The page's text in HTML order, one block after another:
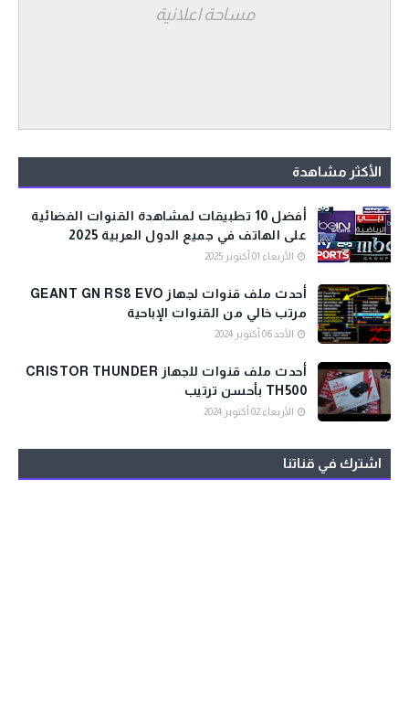
مساحة اعلانية
الأكثر مشاهدة
أفضل 10 تطبيقات لمشاهدة القنوات الفضائية
على الهاتف في جميع الدول العربية 2025
الأربعاء 01 أكتوبر 2025
أحدث ملف قنوات لجهاز GEANT GN RS8 EVO
مرتب خالي من القنوات الإباحية
الأحد 06 أكتوبر 2024
أحدث ملف قنوات للجهاز CRISTOR THUNDER
TH500 بأحسن ترتيب
الأربعاء 02 أكتوبر 2024
اشترك في قناتنا